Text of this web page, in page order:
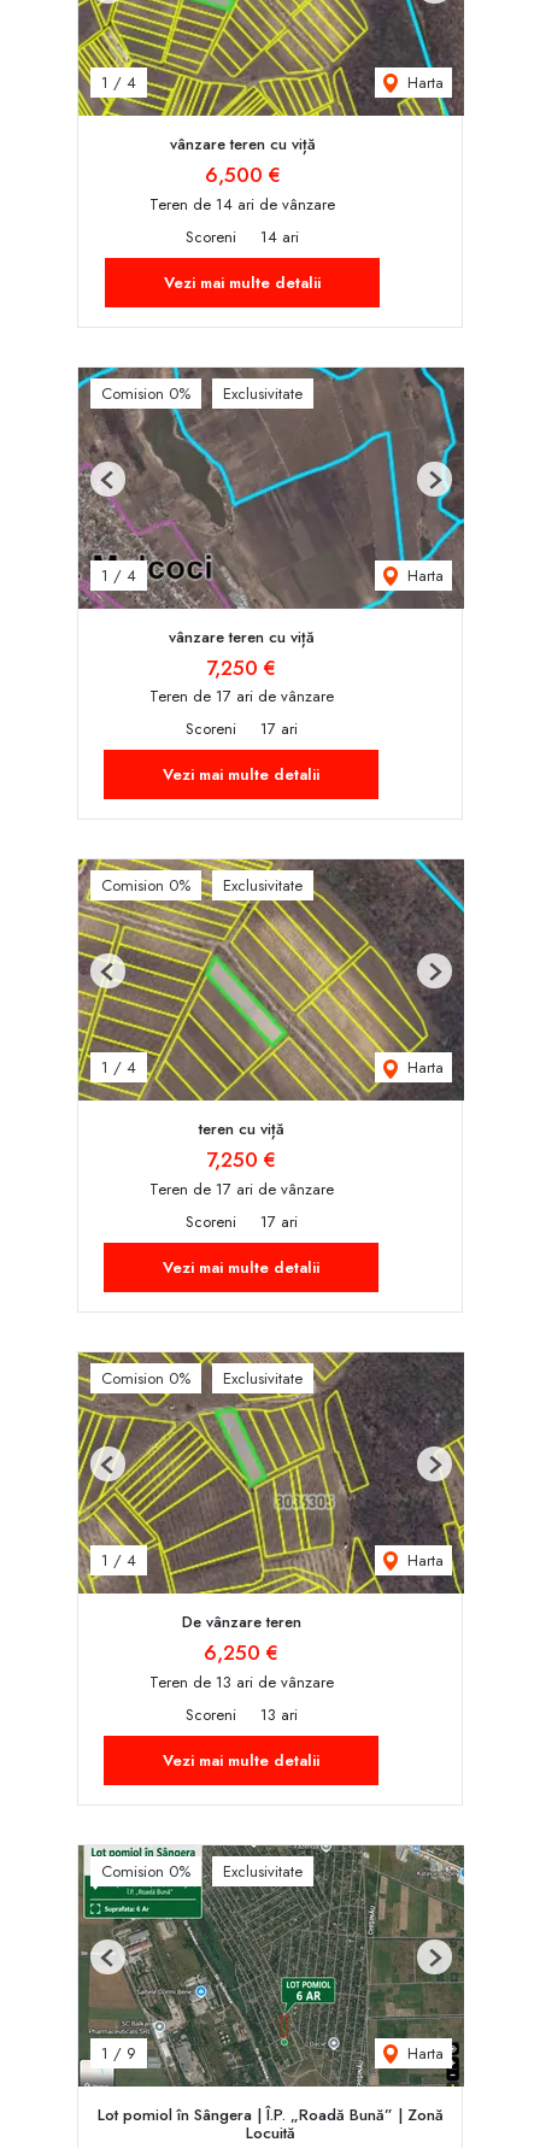
1 / 4 Harta
vânzare teren cu viță
6,500 €
Teren de 14 ari de vânzare
Scoreni
14 ari
Vezi mai multe detalii
Comision 0% Exclusivitate
1 / 4 Harta
Previous Next
vânzare teren cu viță
7,250 €
Teren de 17 ari de vânzare
Scoreni
17 ari
Vezi mai multe detalii
Comision 0% Exclusivitate
1 / 4 Harta
Previous Next
teren cu viță
7,250 €
Teren de 17 ari de vânzare
Scoreni
17 ari
Vezi mai multe detalii
Comision 0% Exclusivitate
1 / 4 Harta
Previous Next
De vânzare teren
6,250 €
Teren de 13 ari de vânzare
Scoreni
13 ari
Vezi mai multe detalii
Comision 0% Exclusivitate
1 / 9 Harta
Previous Next
Lot pomiol în Sângera | Î.P. „Roadă Bună” | Zonă
Locuită